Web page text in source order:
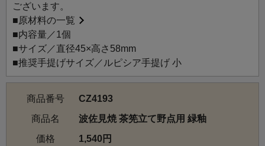
使用後の茶筅を水洗いした後、茶筅立てにふせて充分に乾
燥させ、風通しの良い涼しい場所で保管してください。
ございます。
■原材料の一覧
■内容量／1個
■サイズ／直径45×高さ58mm
■推奨手提げサイズ／ルピシア手提げ 小
商品番号
CZ4193
商品名
波佐見焼 茶筅立て野点用 緑釉
価格
1,540円